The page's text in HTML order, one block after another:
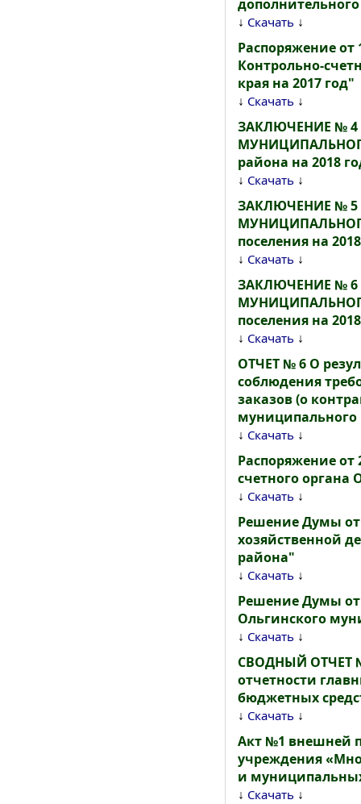
↓ Скачать ↓
Распоряжение от
Контрольно-
края на 2017 год"
↓ Скачать ↓
ЗАКЛЮЧЕНИЕ № 4
района на 2018
↓ Скачать ↓
ЗАКЛЮЧЕНИЕ № 5
поселения на
↓ Скачать ↓
ЗАКЛЮЧЕНИЕ № 6
поселения на
↓ Скачать ↓
ОТЧЕТ № 6 О
соблюдения
заказов (о
муниципального
↓ Скачать ↓
Распоряжение от
счетного органа
↓ Скачать ↓
Решение Думы от
хозяйственной
района"
↓ Скачать ↓
Решение Думы от
Ольгинского
↓ Скачать ↓
СВОДНЫЙ ОТЧЕТ
отчетности
бюджетных
↓ Скачать ↓
Акт №1 внешней
учреждения
и
↓ Скачать ↓